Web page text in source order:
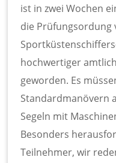
ist in zwei Wochen
die
hochwertiger
geworden. Es
Standardmanövern
Segeln mit
Besonders
Teilnehmer, wir